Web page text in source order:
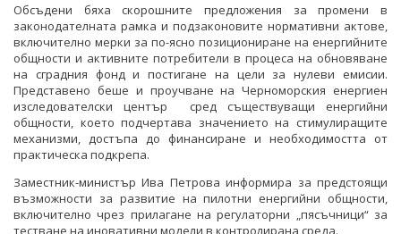
Обсъдени бяха скорошните предложения за промени в
законодателната рамка и подзаконовите нормативни актове,
включително мерки за по-ясно позициониране на енергийните
общности и активните потребители в процеса на обновяване
на сградния фонд и постигане на цели за нулеви емисии.
Представено беше и проучване на Черноморския енергиен
изследователски център сред съществуващи енергийни
общности, което подчертава значението на стимулиращите
механизми, достъпа до финансиране и необходимостта от
практическа подкрепа.
Заместник-министър Ива Петрова информира за предстоящи
възможности за развитие на пилотни енергийни общности,
включително чрез прилагане на регулаторни „пясъчници“ за
тестване на иновативни модели в контролирана среда.